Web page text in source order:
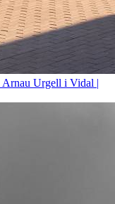
Arnau Urgell i Vidal |